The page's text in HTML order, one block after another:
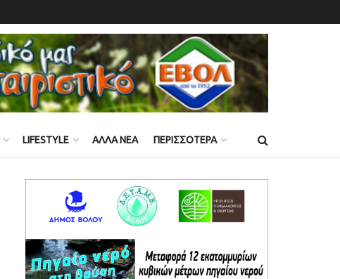
LIFESTYLE ΑΛΛΑ ΝΕΑ ΠΕΡΙΣΣΟΤΕΡΑ